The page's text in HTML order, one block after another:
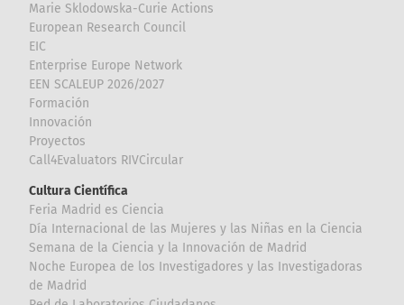
Marie Sklodowska-Curie Actions
European Research Council
EIC
Enterprise Europe Network
EEN SCALEUP 2026/2027
Formación
Innovación
Proyectos
Call4Evaluators RIVCircular
Cultura Científica
Feria Madrid es Ciencia
Día Internacional de las Mujeres y las Niñas en la Ciencia
Semana de la Ciencia y la Innovación de Madrid
Noche Europea de los Investigadores y las Investigadoras
de Madrid